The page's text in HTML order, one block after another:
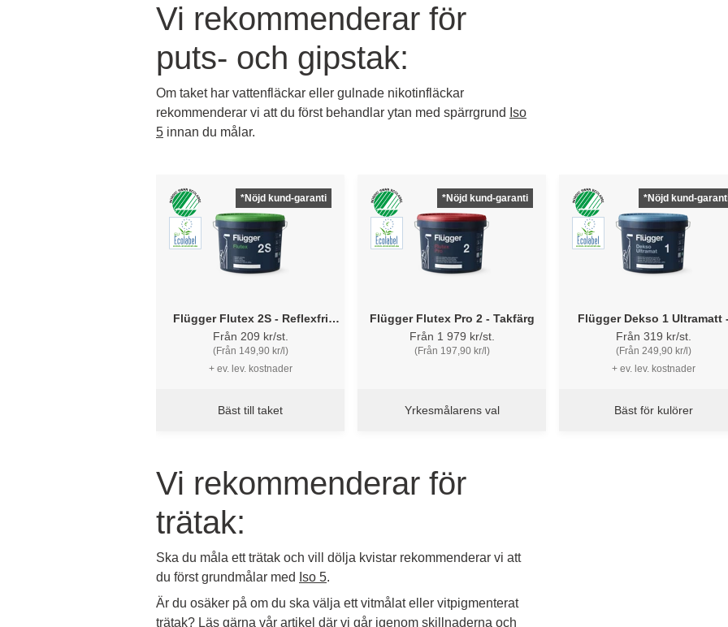
Vi rekommenderar för
puts- och gipstak:
Om taket har vattenfläckar eller gulnade nikotinfläckar
rekommenderar vi att du först behandlar ytan med spärrgrund Iso
5 innan du målar.
*Nöjd kund-garanti
Flügger Flutex 2S - Reflexfri
takfärg
Från 209 kr/st.
(Från 149,90 kr/l)
+ ev. lev. kostnader
Bäst till taket
*Nöjd kund-garanti
Flügger Flutex Pro 2 - Takfärg
Från 1 979 kr/st.
(Från 197,90 kr/l)
Yrkesmålarens val
*Nöjd kund-
Flügger Dekso 1 Ultramatt
Tak-/väggfärg
Från 319 kr/st.
(Från 249,90 kr/l)
+ ev. lev. kostnader
Bäst för kulörer
Vi rekommenderar för
trätak:
Ska du måla ett trätak och vill dölja kvistar rekommenderar vi att
du först grundmålar med Iso 5.
Är du osäker på om du ska välja ett vitmålat eller vitpigmenterat
trätak? Läs gärna vår artikel där vi går igenom skillnaderna och